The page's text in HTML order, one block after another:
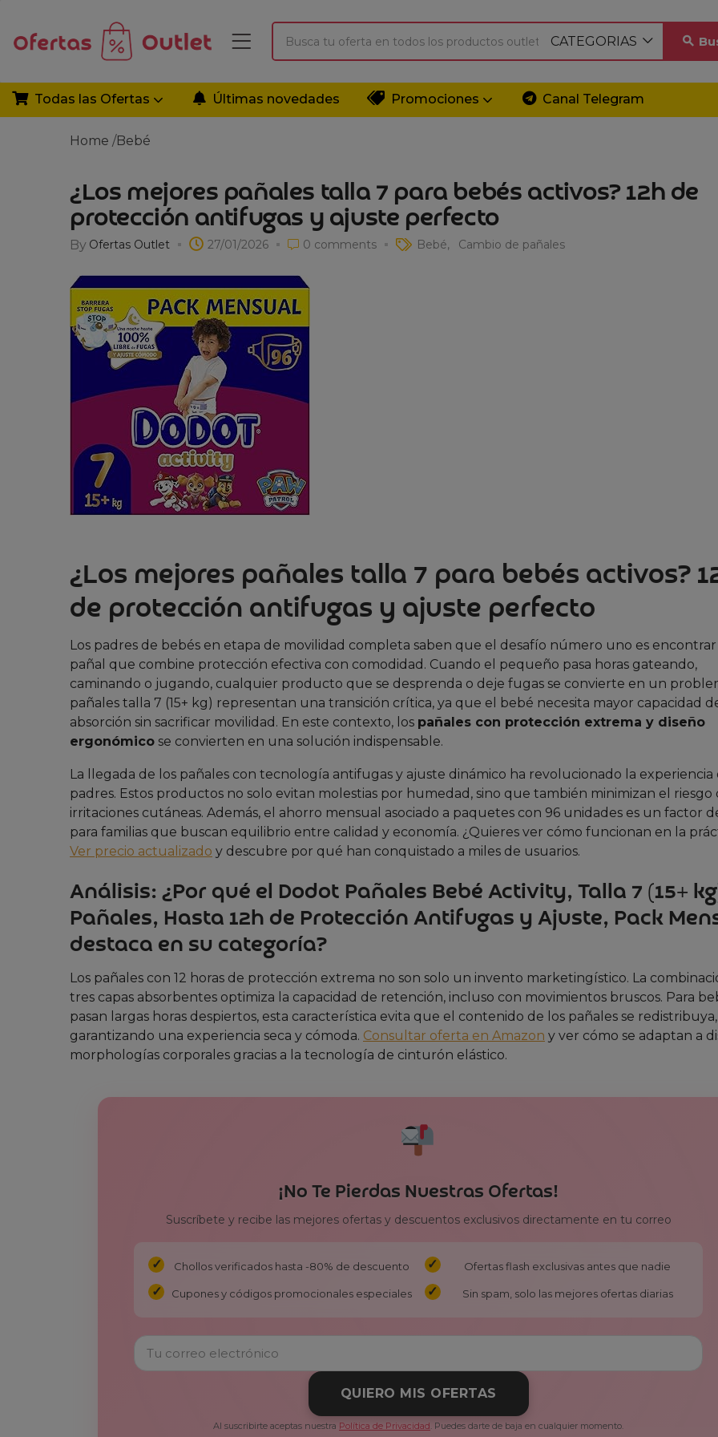
CATEGORIAS
Todas las Ofertas Últimas novedades Promociones Canal Telegram
Home /Bebé
¿Los mejores pañales talla 7 para bebés activos? 12h de
protección antifugas y ajuste perfecto
By Ofertas Outlet 27/01/2026 0 comments Bebé Cambio de pañales
¿Los mejores pañales talla 7 para bebés activos?
de protección antifugas y ajuste perfecto
Los padres de bebés en etapa de movilidad completa saben que el desafío número uno es
pañal que combine protección efectiva con comodidad. Cuando el pequeño pasa horas gateando,
caminando o jugando, cualquier producto que se desprenda o deje fugas se convierte en un
pañales talla 7 (15+ kg) representan una transición crítica, ya que el bebé necesita mayor capacidad
absorción sin sacrificar movilidad. En este contexto, los pañales con protección extrema y diseño
ergonómico se convierten en una solución indispensable.
La llegada de los pañales con tecnología antifugas y ajuste dinámico ha revolucionado la experiencia
padres. Estos productos no solo evitan molestias por humedad, sino que también minimizan el riesgo
irritaciones cutáneas. Además, el ahorro mensual asociado a paquetes con 96 unidades es un factor
para familias que buscan equilibrio entre calidad y economía. ¿Quieres ver cómo funcionan en la
Ver precio actualizado y descubre por qué han conquistado a miles de usuarios.
Análisis: ¿Por qué el Dodot Pañales Bebé Activity, Talla 7 (15+
Pañales, Hasta 12h de Protección Antifugas y Ajuste, Pack
destaca en su categoría?
Los pañales con 12 horas de protección extrema no son solo un invento marketingístico. La
tres capas absorbentes optimiza la capacidad de retención, incluso con movimientos bruscos. Para
pasan largas horas despiertos, esta característica evita que el contenido de los pañales se redistribuya,
garantizando una experiencia seca y cómoda. Consultar oferta en Amazon y ver cómo se adaptan a
morphologías corporales gracias a la tecnología de cinturón elástico.
¡No Te Pierdas Nuestras Ofertas!
Suscríbete y recibe las mejores ofertas y descuentos exclusivos directamente en tu correo
Chollos verificados hasta -80% de descuento Ofertas flash exclusivas antes que nadie
Cupones y códigos promocionales especiales Sin spam, solo las mejores ofertas diarias
QUIERO MIS OFERTAS
Al suscribirte aceptas nuestra Política de Privacidad . Puedes darte de baja en cualquier momento.